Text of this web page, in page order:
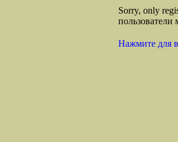
Sorry, only
пользователи
Нажмите для